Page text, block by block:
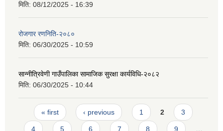
मिति: 08/12/2025 - 16:39
रोजगार रणनिति-२०८०
मिति: 06/30/2025 - 10:59
सान्नीत्रिवेणी गाउँपालिका सामाजिक सुरक्षा कार्यविधि-२०८२
मिति: 06/30/2025 - 10:44
Pages
« first ‹ previous 1 2 3
4 5 6 7 8 9